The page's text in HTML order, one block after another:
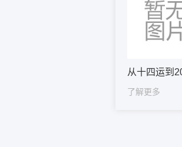
了解更多